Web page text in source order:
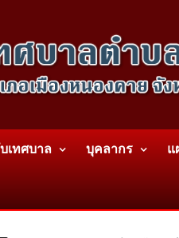
เทศบาล บุคลากร แ